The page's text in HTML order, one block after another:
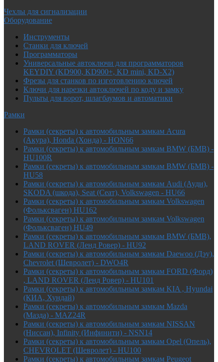
Чехлы для сигнализации
Оборудование
Инструменты
Cтанки для ключей
Программаторы
Универсальные автоключи для программаторов
KEYDIY (KD900, KD900+, KD mini, KD-X2)
Фрезы для станков по изготовлению ключей
Ключи для нарезки автоключей по коду и замку
Пульты для ворот, шлагбаумов и автоматики
Рамки
Рамки (секреты) к автомобильным замкам Acura
(Акура), Honda (Хонда) - HON66
Рамки (секреты) к автомобильным замкам BMW (БМВ) -
HU100R
Рамки (секреты) к автомобильным замкам BMW (БМВ) -
HU58
Рамки (секреты) к автомобильным замкам Audi (Ауди),
SKODA (шкода), Seat (Сеат), Volkswagen - HU66
Рамки (секреты) к автомобильным замкам Volkswagen
(Фольксваген) HU162
Рамки (секреты) к автомобильным замкам Volkswagen
(Фольксваген) HU49
Рамки (секреты) к автомобильным замкам BMW (БМВ),
LAND ROVER (Ленд Ровер) - HU92
Рамки (секреты) к автомобильным замкам Daewoo (Дэу),
Chevrolet (Шевролет) - DWO4R
Рамки (секреты) к автомобильным замкам FORD (Форд)
, LAND ROVER (Ленд Ровер) - HU101
Рамки (секреты) к автомобильным замкам KIA , Hyundai
(КИА, Хундай)
Рамки (секреты) к автомобильным замкам Mazda
(Мазда) - MAZ24R
Рамки (секреты) к автомобильным замкам NISSAN
(Ниссан), Infinity (Инфинити) - NSN14
Рамки (секреты) к автомобильным замкам Opel (Опель),
CHEVROLET (Шевролет) - HU100
Рамки (секреты) к автомобильным замкам Peugeot